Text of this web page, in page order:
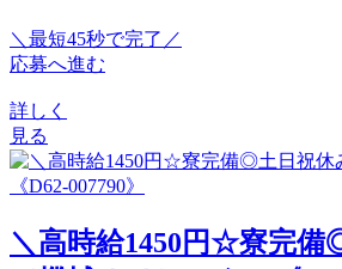
＼最短45秒で完了／
応募へ進む
詳しく
見る
＼高時給1450円☆寮完備